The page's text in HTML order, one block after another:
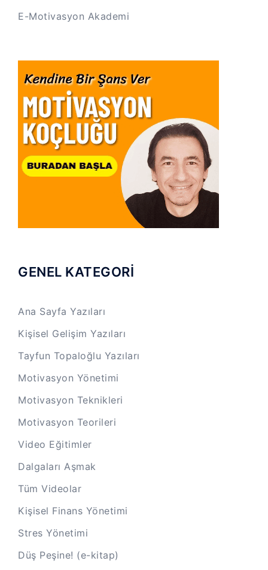
E-Motivasyon Akademi
GENEL KATEGORİ
Ana Sayfa Yazıları
Kişisel Gelişim Yazıları
Tayfun Topaloğlu Yazıları
Motivasyon Yönetimi
Motivasyon Teknikleri
Motivasyon Teorileri
Video Eğitimler
Dalgaları Aşmak
Tüm Videolar
Kişisel Finans Yönetimi
Stres Yönetimi
Düş Peşine! (e-kitap)